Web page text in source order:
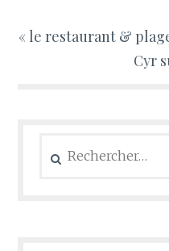
« le restaurant &
Cyr